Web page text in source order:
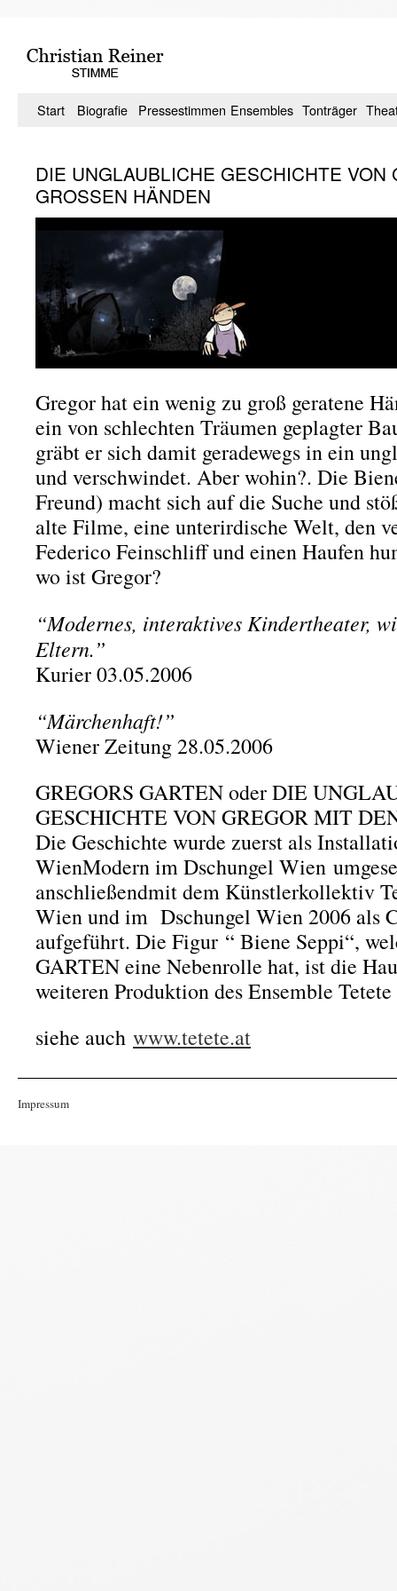
springen
Start Biografie Pressestimmen Ensembles Tonträger
DIE UNGLAUBLICHE GESCHICHTE VON
GROSSEN HÄNDEN
Gregor hat ein wenig zu groß geratene
ein von schlechten Träumen geplagter
gräbt er sich damit geradewegs in ein
und verschwindet. Aber wohin?. Die
Freund) macht sich auf die Suche und
alte Filme, eine unterirdische Welt, den
Federico Feinschliff und einen Haufen
wo ist Gregor?
“Modernes, interaktives Kindertheater,
Eltern.”
Kurier 03.05.2006
“Märchenhaft!”
Wiener Zeitung 28.05.2006
GREGORS GARTEN oder DIE
GESCHICHTE VON GREGOR MIT
Die Geschichte wurde zuerst als
WienModern im Dschungel Wien
anschließendmit dem Künstlerkollektiv
Wien und im Dschungel Wien 2006 als
aufgeführt. Die Figur “ Biene Seppi“,
GARTEN eine Nebenrolle hat, ist die
weiteren Produktion des Ensemble Tetete
siehe auch www.tetete.at
Impressum